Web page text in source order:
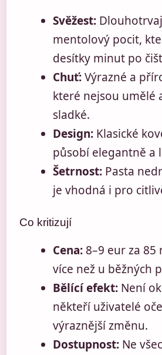
Svěžest:
mentolový pocit,
desítky minut po
Chuť:Výrazné a
které nejsou umělé
sladké.
Design: Klasické
působí elegantně a
Šetrnost: Pasta
je vhodná i pro
Co kritizují
Cena: 8–9 eur za 85
více než u běžných
Bělící efekt: Není
někteří uživatelé
výraznější změnu.
Dostupnost: Ne